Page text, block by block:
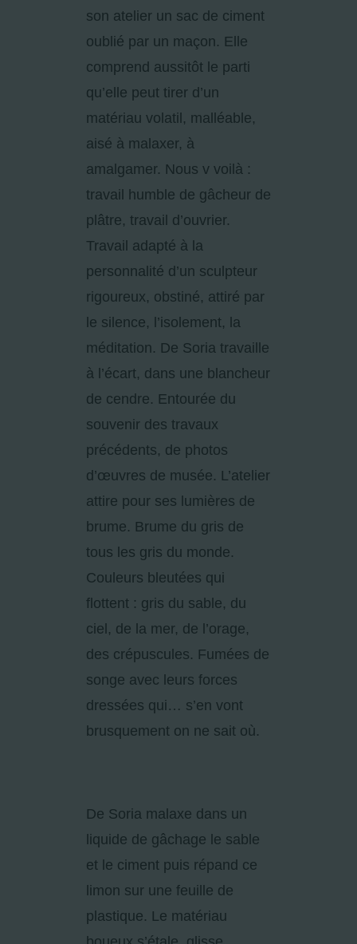
son atelier un sac de ciment
oublié par un maçon. Elle
comprend aussitôt le parti
qu’elle peut tirer d’un
matériau volatil, malléable,
aisé à malaxer, à
amalgamer. Nous v voilà :
travail humble de gâcheur de
plâtre, travail d’ouvrier.
Travail adapté à la
personnalité d’un sculpteur
rigoureux, obstiné, attiré par
le silence, l’isolement, la
méditation. De Soria travaille
à l’écart, dans une blancheur
de cendre. Entourée du
souvenir des travaux
précédents, de photos
d’œuvres de musée. L’atelier
attire pour ses lumières de
brume. Brume du gris de
tous les gris du monde.
Couleurs bleutées qui
flottent : gris du sable, du
ciel, de la mer, de l’orage,
des crépuscules. Fumées de
songe avec leurs forces
dressées qui… s’en vont
brusquement on ne sait où.
De Soria malaxe dans un
liquide de gâchage le sable
et le ciment puis répand ce
limon sur une feuille de
plastique. Le matériau